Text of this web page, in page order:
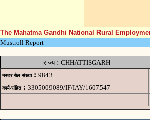
The Mahatma Gandhi National Rural
Mustroll Report
राज्य: CHHATTISGARH
मस्टर रोल संख्या : 9843
कार्य-संहित : 3305009089/IF/IAY/1607547